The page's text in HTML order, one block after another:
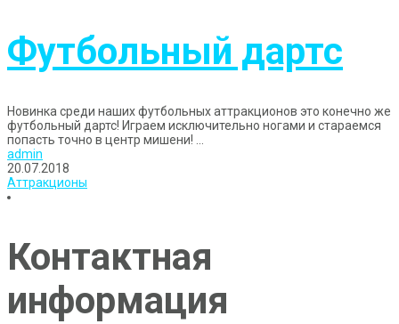
Футбольный дартс
Новинка среди наших футбольных аттракционов это конечно же
футбольный дартс! Играем исключительно ногами и стараемся
попасть точно в центр мишени! ...
admin
20.07.2018
Аттракционы
Контактная
информация